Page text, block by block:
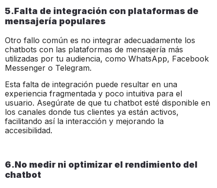
5.Falta de integración con plataformas de
mensajería populares
Otro fallo común es no integrar adecuadamente los
chatbots con las plataformas de mensajería más
utilizadas por tu audiencia, como WhatsApp, Facebook
Messenger o Telegram.
Esta falta de integración puede resultar en una
experiencia fragmentada y poco intuitiva para el
usuario. Asegúrate de que tu chatbot esté disponible en
los canales donde tus clientes ya están activos,
facilitando así la interacción y mejorando la
accesibilidad.
6.No medir ni optimizar el rendimiento del
chatbot